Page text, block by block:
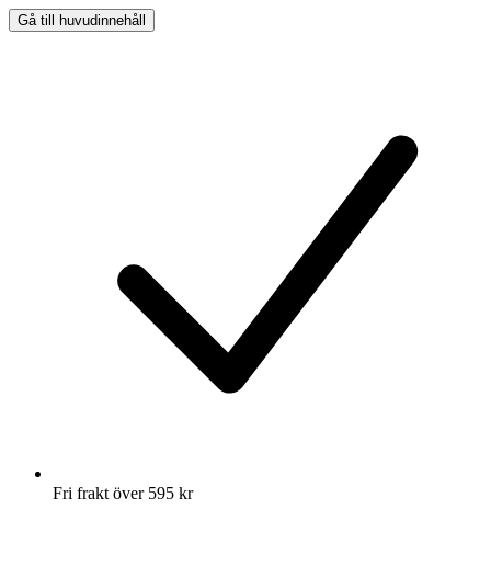
Gå till huvudinnehåll
Fri frakt över 595 kr